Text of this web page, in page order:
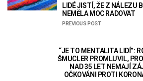
LIDÉ JISTÍ, ŽE Z NÁLEZU
NEMĚLA MOC RADOVAT
PREVIOUS POST
“JE TO MENTALITA LIDÍ”:
ŠMUCLER PROMLUVIL,
NAD 35 LET NEMAJÍ
OČKOVÁNI PROTI